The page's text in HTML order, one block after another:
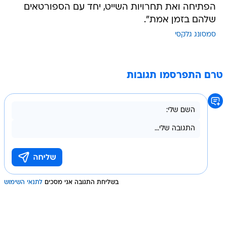
הפתיחה ואת תחרויות השייט, יחד עם הספורטאים
שלהם בזמן אמת".
סמסונג גלקסי
טרם התפרסמו תגובות
בשליחת התגובה אני מסכים לתנאי השימוש